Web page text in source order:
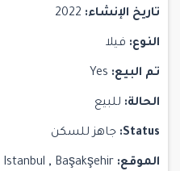
تاريخ الإنشاء:
النوع: فيلا
تم البيع:
الحالة:
Status: جاهز للسكن
الموقع: Istanbul , Başakşehir